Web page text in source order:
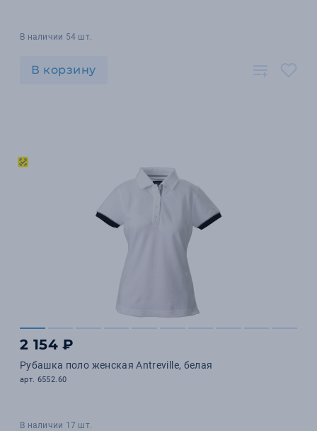
В наличии 54 шт.
В корзину
2 154 ₽
Рубашка поло женская Antreville, белая
арт. 6552.60
В наличии 17 шт.